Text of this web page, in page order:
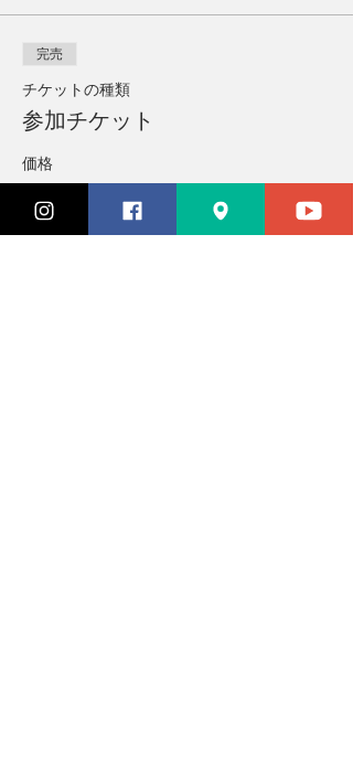
完売
チケットの種類
参加チケット
価格